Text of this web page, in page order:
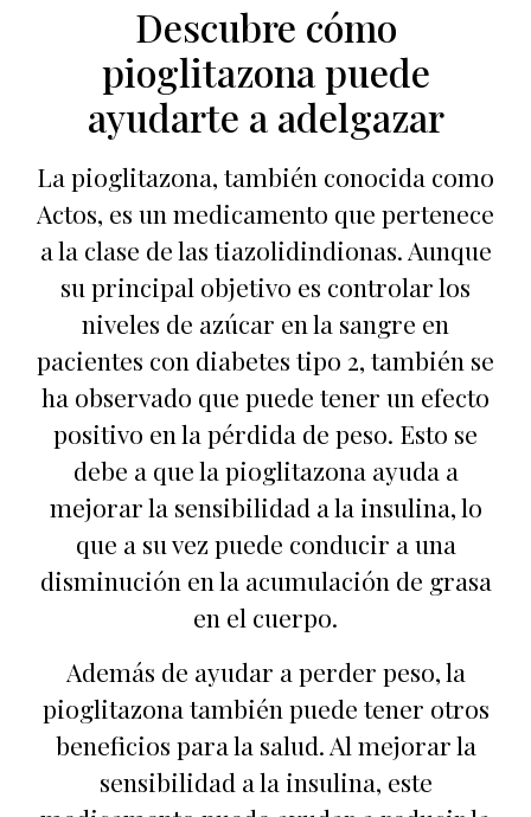
Descubre cómo
pioglitazona puede
ayudarte a adelgazar
La pioglitazona, también conocida como
Actos, es un medicamento que pertenece
a la clase de las tiazolidindionas. Aunque
su principal objetivo es controlar los
niveles de azúcar en la sangre en
pacientes con diabetes tipo 2, también se
ha observado que puede tener un efecto
positivo en la pérdida de peso. Esto se
debe a que la pioglitazona ayuda a
mejorar la sensibilidad a la insulina, lo
que a su vez puede conducir a una
disminución en la acumulación de grasa
en el cuerpo.
Además de ayudar a perder peso, la
pioglitazona también puede tener otros
beneficios para la salud. Al mejorar la
sensibilidad a la insulina, este